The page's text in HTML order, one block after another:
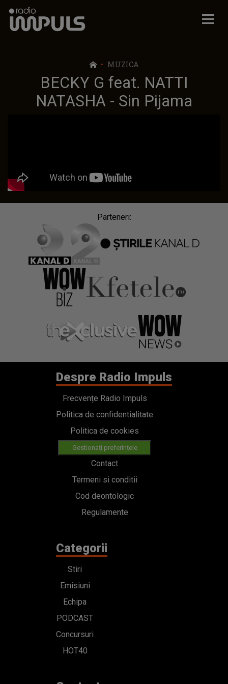
Radio Impuls
MUZICA
BECKY G feat. NATTI
NATASHA - Sin Pijama
Parteneri:
Despre Radio Impuls
Frecvențe Radio Impuls
Politica de confidentialitate
Politica de cookies
Gestionați preferințele
Contact
Termeni si conditii
Cod deontologic
Regulamente
Categorii
Stiri
Emisiuni
Echipa
PODCAST
Concursuri
HOT40